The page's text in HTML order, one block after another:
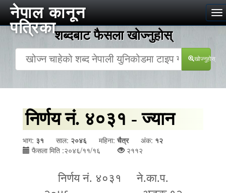
नेपाल कानून
पत्रिकाशब्दबाट फैसला खोज्‍नुहोस्
खोज्‍नुहोस्
निर्णय नं. ४०३१ - ज्यान
भाग: ३१ साल: २०४६ महिना:चैत्र अंक: १२
फैसला मिति :२०४६/११/१६
२११२
निर्णय नं. ४०३१ ने.का.प.